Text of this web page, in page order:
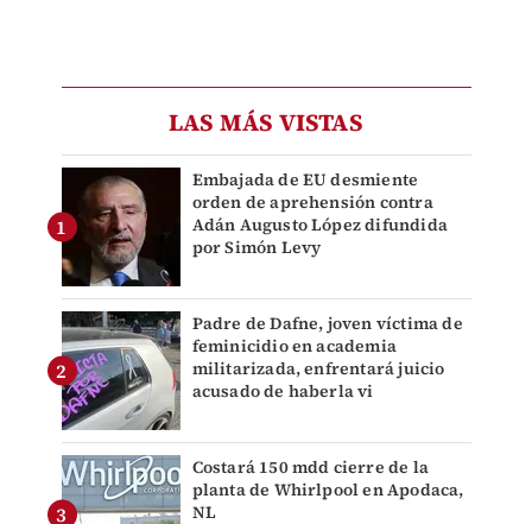
LAS MÁS VISTAS
Embajada de EU desmiente
orden de aprehensión contra
Adán Augusto López difundida
por Simón Levy
Padre de Dafne, joven víctima de
feminicidio en academia
militarizada, enfrentará juicio
acusado de haberla vi
Costará 150 mdd cierre de la
planta de Whirlpool en Apodaca,
NL